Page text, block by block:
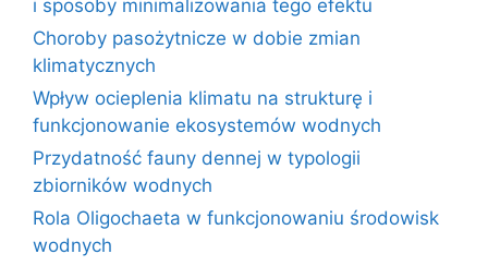
i sposoby minimalizowania tego efektu
Choroby pasożytnicze w dobie zmian
klimatycznych
Wpływ ocieplenia klimatu na strukturę i
funkcjonowanie ekosystemów wodnych
Przydatność fauny dennej w typologii
zbiorników wodnych
Rola Oligochaeta w funkcjonowaniu środowisk
wodnych